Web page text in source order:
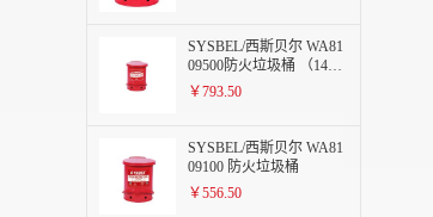
SYSBEL/西斯贝尔 WA81
09500防火垃圾桶 （14Ga
l/52.9L) 红
￥793.50
SYSBEL/西斯贝尔 WA81
09100 防火垃圾桶
￥556.50